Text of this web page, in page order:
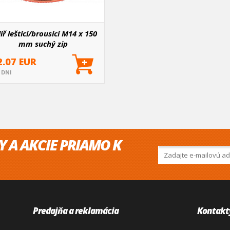
leštící/brousící M14 x 150
mm suchý zip
EUR
DNI
A AKCIE PRIAMO K
Predajňa a reklamácia